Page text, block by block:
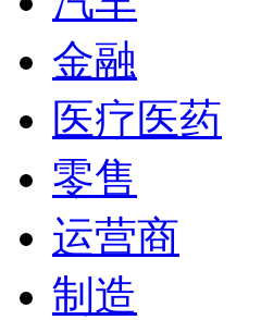
金融
医疗医药
零售
运营商
制造